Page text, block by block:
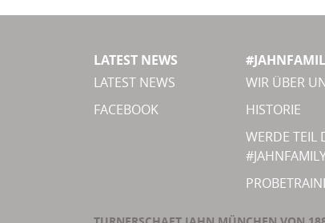
LATEST NEWS
LATEST NEWS
FACEBOOK
WIR ÜBER
HISTORIE
WERDE TEIL